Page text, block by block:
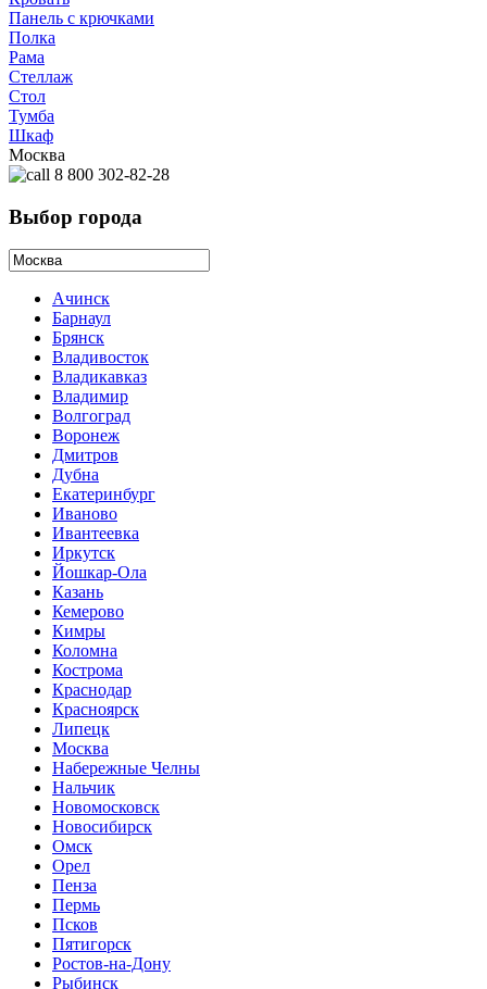
Панель с крючками
Полка
Рама
Стеллаж
Стол
Тумба
Шкаф
Москва
8 800 302-82-28
Выбор города
Ачинск
Барнаул
Брянск
Владивосток
Владикавказ
Владимир
Волгоград
Воронеж
Дмитров
Дубна
Екатеринбург
Иваново
Ивантеевка
Иркутск
Йошкар-Ола
Казань
Кемерово
Кимры
Коломна
Кострома
Краснодар
Красноярск
Липецк
Москва
Набережные Челны
Нальчик
Новомосковск
Новосибирск
Омск
Орел
Пенза
Пермь
Псков
Пятигорск
Ростов-на-Дону
Рыбинск